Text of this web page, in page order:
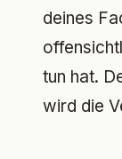
deines
tun hat.
wird die